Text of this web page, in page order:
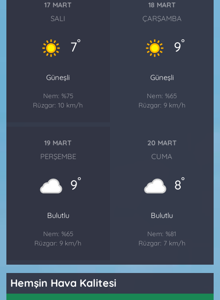
17 MART
SALI
7°
Güneşli
Nem: %75
Rüzgar: 10 km/h
18 MART
ÇARŞAMBA
9°
Güneşli
Nem: %65
Rüzgar: 9 km/h
19 MART
PERŞEMBE
9°
Bulutlu
Nem: %65
Rüzgar: 9 km/h
20 MART
CUMA
8°
Bulutlu
Nem: %81
Rüzgar: 7 km/h
Hemşin Hava Kalitesi